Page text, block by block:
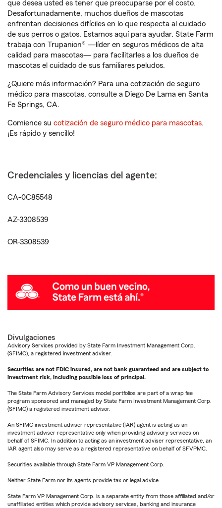
que desea usted es tener que preocuparse por el costo.
Desafortunadamente, muchos dueños de mascotas
enfrentan decisiones difíciles en lo que respecta al cuidado
de sus perros o gatos. Estamos aquí para ayudar. State Farm
trabaja con Trupanion® —líder en seguros médicos de alta
calidad para mascotas— para facilitarles a los dueños de
mascotas el cuidado de sus familiares peludos.
¿Quiere más información? Para una cotización de seguro
médico para mascotas, consulte a Diego De Lama en Santa
Fe Springs, CA.
Comience su cotización de seguro médico para mascotas.
¡Es rápido y sencillo!
Credenciales y licencias del agente:
CA-0C85548
AZ-3308539
OR-3308539
Divulgaciones
Advisory Services provided by State Farm Investment Management Corp.
(SFIMC), a registered investment adviser.
Securities are not FDIC insured, are not bank guaranteed and are subject to
investment risk, including possible loss of principal.
The State Farm Advisory Services model portfolios are part of a wrap fee
program sponsored and managed by State Farm Investment Management Corp.
(SFIMC) a registered investment advisor.
An SFIMC investment adviser representative (IAR) agent is acting as an
investment adviser representative only when providing advisory services on
behalf of SFIMC. In addition to acting as an investment adviser representative, an
IAR agent also may serve as a registered representative on behalf of SFVPMC.
Securities available through State Farm VP Management Corp.
Neither State Farm nor its agents provide tax or legal advice.
State Farm VP Management Corp. is a separate entity from those affiliated and/or
unaffiliated entities which provide advisory services, banking and insurance